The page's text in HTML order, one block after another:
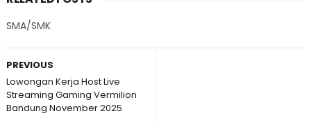
SMA/SMK
PREVIOUS
Lowongan Kerja Host Live
Streaming Gaming Vermilion
Bandung November 2025